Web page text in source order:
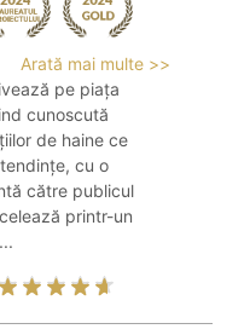
Arată mai multe >>
pe piața
cunoscută
de haine ce
cu o
către publicul
printr-un